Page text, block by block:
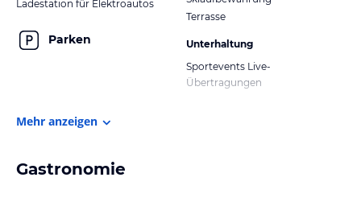
Ladestation für Elektroautos
Parken
Terrasse
Unterhaltung
Sportevents Live-
Übertragungen
Mehr anzeigen
Gastronomie